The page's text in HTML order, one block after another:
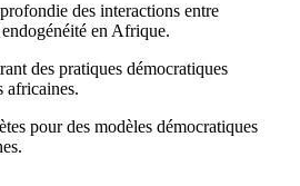
des interactions entre
en Afrique.
des pratiques démocratiques
africaines.
pour des modèles démocratiques